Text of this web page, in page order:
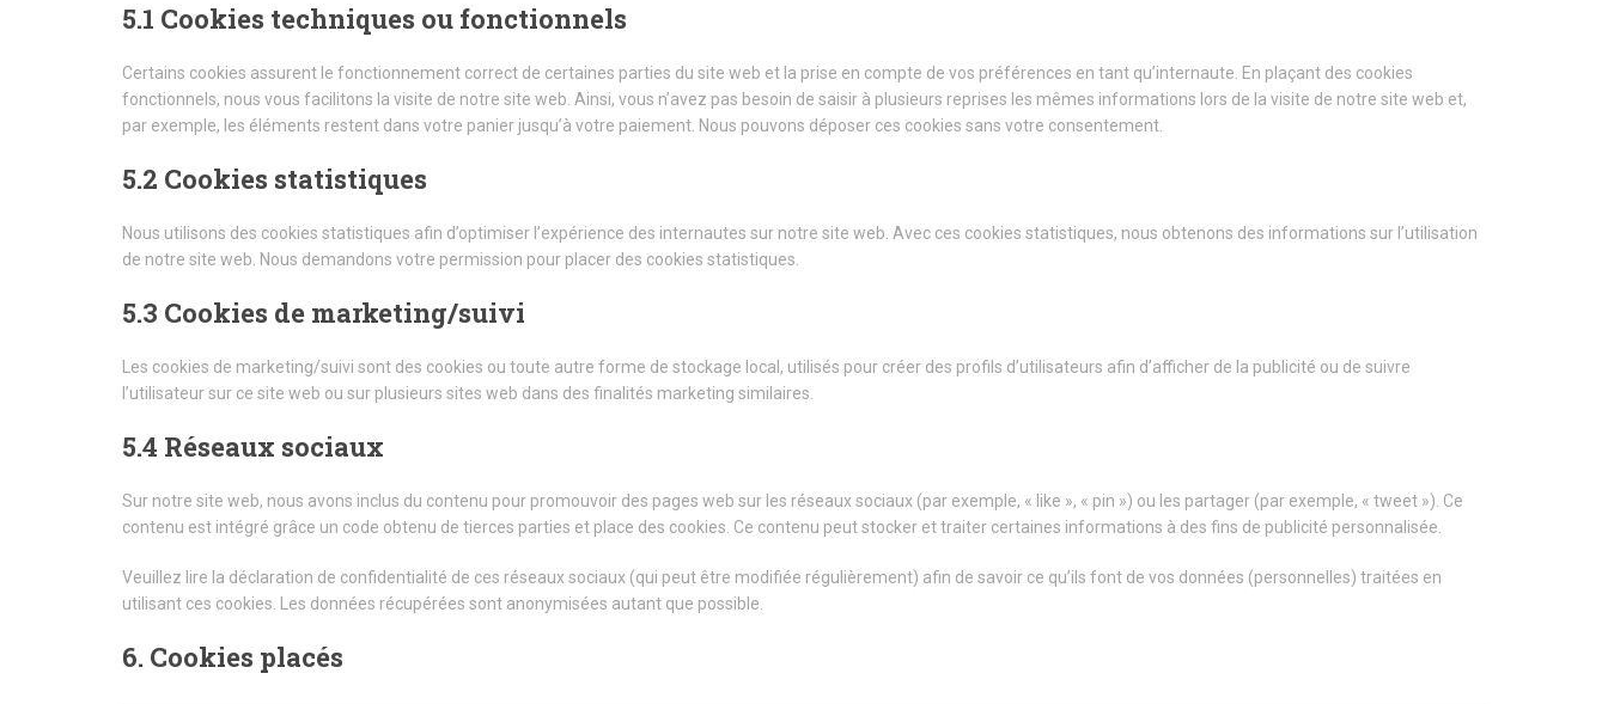
5.1 Cookies techniques ou fonctionnels
Certains cookies assurent le fonctionnement correct de certaines parties du site web et la prise en compte de vos préférences en tant qu’internaute. En plaçant des cookies
fonctionnels, nous vous facilitons la visite de notre site web. Ainsi, vous n’avez pas besoin de saisir à plusieurs reprises les mêmes informations lors de la visite de notre site web et,
par exemple, les éléments restent dans votre panier jusqu’à votre paiement. Nous pouvons déposer ces cookies sans votre consentement.
5.2 Cookies statistiques
Nous utilisons des cookies statistiques afin d’optimiser l’expérience des internautes sur notre site web. Avec ces cookies statistiques, nous obtenons des informations sur l’utilisation
de notre site web. Nous demandons votre permission pour placer des cookies statistiques.
5.3 Cookies de marketing/suivi
Les cookies de marketing/suivi sont des cookies ou toute autre forme de stockage local, utilisés pour créer des profils d’utilisateurs afin d’afficher de la publicité ou de suivre
l’utilisateur sur ce site web ou sur plusieurs sites web dans des finalités marketing similaires.
5.4 Réseaux sociaux
Sur notre site web, nous avons inclus du contenu pour promouvoir des pages web sur les réseaux sociaux (par exemple, « like », « pin ») ou les partager (par exemple, « tweet »). Ce
contenu est intégré grâce un code obtenu de tierces parties et place des cookies. Ce contenu peut stocker et traiter certaines informations à des fins de publicité personnalisée.
Veuillez lire la déclaration de confidentialité de ces réseaux sociaux (qui peut être modifiée régulièrement) afin de savoir ce qu’ils font de vos données (personnelles) traitées en
utilisant ces cookies. Les données récupérées sont anonymisées autant que possible.
6. Cookies placés